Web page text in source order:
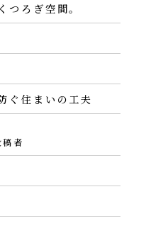
つろぎ空間。
ぐ住まいの工夫
稿者